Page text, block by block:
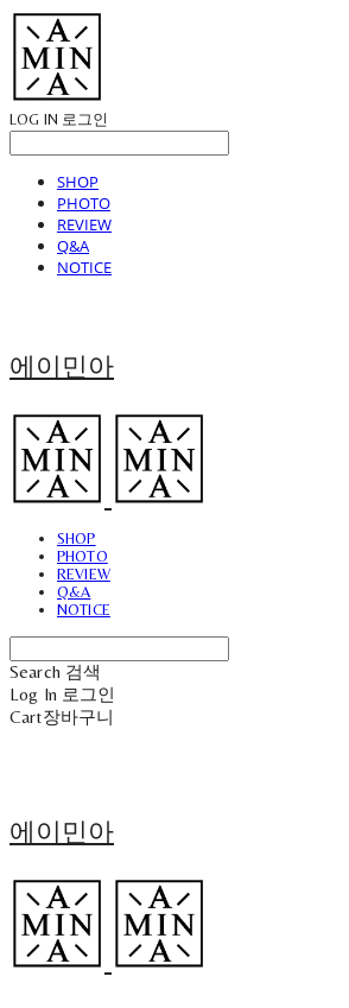
LOG IN 로그인
SHOP
PHOTO
REVIEW
Q&A
NOTICE
에이민아
SHOP
PHOTO
REVIEW
Q&A
NOTICE
Search 검색
Log In 로그인
Cart장바구니
에이민아